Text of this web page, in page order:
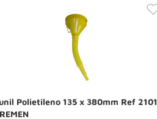
Polietileno 135 x 380mm Ref 2101